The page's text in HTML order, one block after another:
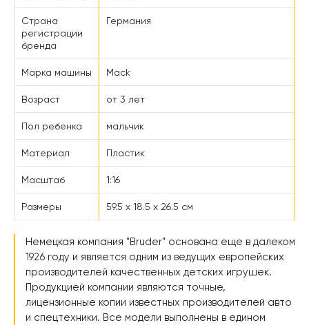
Страна
регистрации
бренда
Германия
Марка машины Mack
Возраст от 3 лет
Пол ребенка мальчик
Материал Пластик
Масштаб 1:16
Размеры 59.5 х 18.5 х 26.5 см
Немецкая компания "Bruder" основана еще в далеком
1926 году и является одним из ведущих европейских
производителей качественных детских игрушек.
Продукцией компании являются точные,
лицензионные копии известных производителей авто
и спецтехники. Все модели выполнены в едином